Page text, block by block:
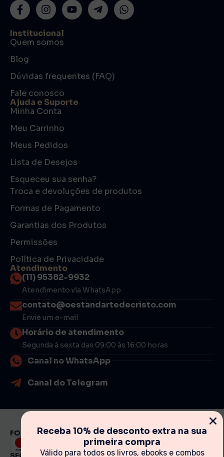
Institucional
Quem somos
Blog
Dúvidas frequentes (FAQ)
Fale conosco
Ajuda e Suporte
Minha Conta
Meu Carrinho
Meus Pedidos
Lista de Desejos
Esqueceu sua senha?
Troca e devoluções de produtos
Formas de Pagamento
Garantias dos Produtos
Permissões
Política de Privacidade
Atendimento
(11) 95382-9932
Atendimento via WhatsApp
contato@oestandartedecristo.com
Envie um e-mail
Horário de atendimento
Segunda à sexta das 09:00 às 16:00 horas
Canal no WhatsApp
Canal do Telegram
FORMAS DE PAGAMENTO
Receba 10% de desconto extra na sua
primeira compra
Válido para todos os livros, ebooks e combos